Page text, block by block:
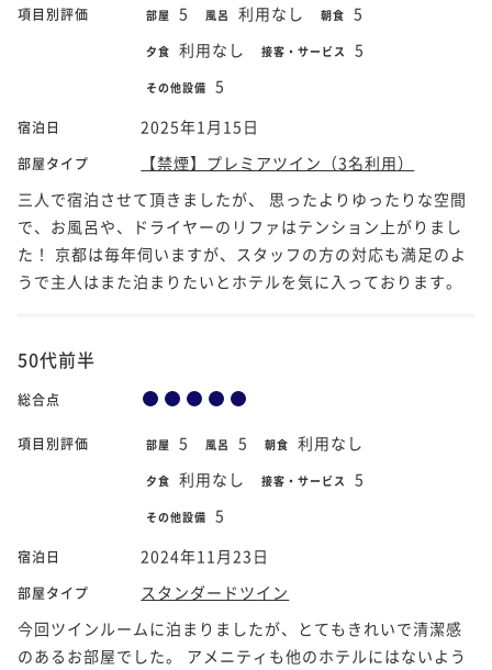
項目別評価 部屋 5 風呂 利用なし 朝食 5
夕食 利用なし 接客・サービス 5
その他設備 5
宿泊日 2025年1月15日
部屋タイプ
【禁煙】プレミアツイン（3名利用）
三人で宿泊させて頂きましたが、 思ったよりゆったりな空間
で、お風呂や、ドライヤーのリファはテンション上がりまし
た！ 京都は毎年伺いますが、スタッフの方の対応も満足のよ
うで主人はまた泊まりたいとホテルを気に入っております。
50代前半
総合点
項目別評価 部屋 5 風呂 5 朝食 利用なし
夕食 利用なし 接客・サービス 5
その他設備 5
宿泊日 2024年11月23日
部屋タイプ
スタンダードツイン
今回ツインルームに泊まりましたが、とてもきれいで清潔感
のあるお部屋でした。 アメニティも他のホテルにはないよう